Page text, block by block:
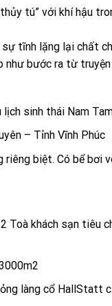
tú” với khí hậu
tĩnh lặng lại chất
như bước ra từ
lịch sinh thái Nam
– Tỉnh Vĩnh Phúc
riêng biệt. Có bể bơi
Toà khách sạn tiêu
làng cổ HallStatt